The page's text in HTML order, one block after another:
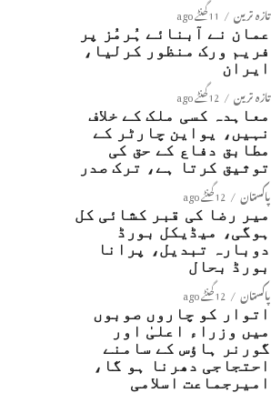
تازہ ترین 11 گھنٹے ago
عمان نے آبنائے ہُرمُز پر
فریم ورک منظور کرلیا،
ایران
تازہ ترین 12 گھنٹے ago
معاہدہ کسی ملک کے خلاف
نہیں، یواین چارٹر کے
مطابق دفاع کے حق کی
توثیق کرتا ہے، ترک صدر
پاکستان 12 گھنٹے ago
میر رضا کی قبر کشائی کل
ہوگی، میڈیکل بورڈ
دوبارہ تبدیل، پرانا
بورڈ بحال
پاکستان 12 گھنٹے ago
اتوار کو چاروں صوبوں
میں وزراء اعلیٰ اور
گورنر ہاؤس کے سامنے
احتجاجی دھرنا ہو گا،
امیرجماعت اسلامی